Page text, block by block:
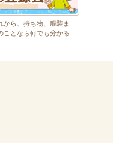
から、持ち物、服装ま
ことなら何でも分かる